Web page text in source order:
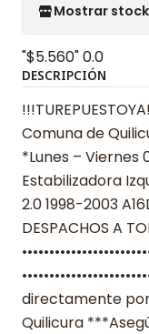
Mostrar
"$5.560"0.0
DESCRIPCIÓN
Comuna de
*Lunes – Viernes
Estabilizadora
2.0 1998-2003
DESPACHOS A
directamente
Quilicura